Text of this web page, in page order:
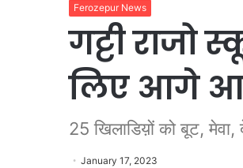
Ferozepur News
गट्टी
लिए आगे
25 खिलाडिय़ों को बूट,
January 17, 2023